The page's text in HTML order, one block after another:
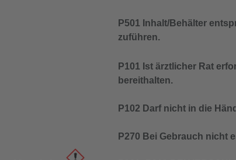
P501 Inhalt/Behälter
zuführen.
P101 Ist ärztlicher Rat
bereithalten.
P102 Darf nicht in die
P270 Bei Gebrauch nicht